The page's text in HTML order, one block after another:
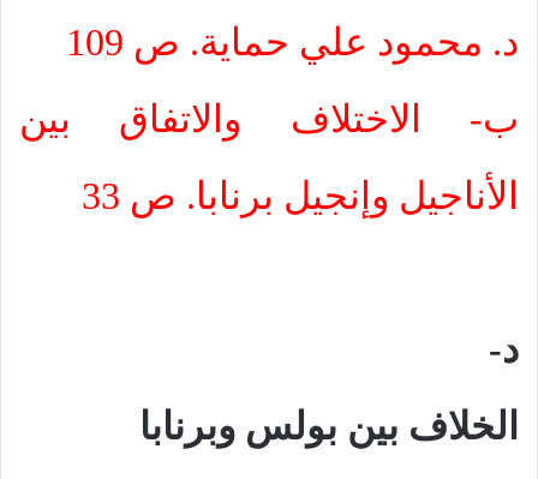
د. محمود علي حماية. ص 109
ب- الاختلاف والاتفاق بين
الأناجيل وإنجيل برنابا. ص 33
د-
الخلاف بين بولس وبرنابا